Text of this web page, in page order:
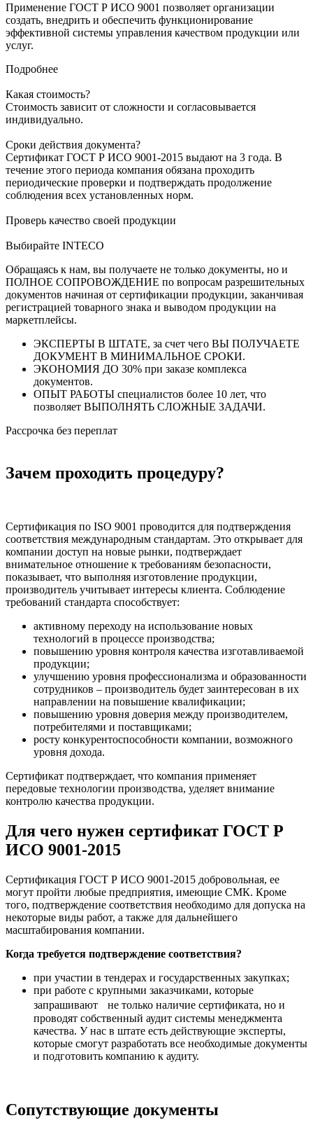
Применение ГОСТ Р ИСО 9001 позволяет организации
создать, внедрить и обеспечить функционирование
эффективной системы управления качеством продукции или
услуг.
Подробнее
Какая стоимость?
Стоимость зависит от сложности и согласовывается
индивидуально.
Сроки действия документа?
Сертификат ГОСТ Р ИСО 9001-2015 выдают на 3 года. В
течение этого периода компания обязана проходить
периодические проверки и подтверждать продолжение
соблюдения всех установленных норм.
Проверь качество своей продукции
Выбирайте INTECO
Обращаясь к нам, вы получаете не только документы, но и
ПОЛНОЕ СОПРОВОЖДЕНИЕ по вопросам разрешительных
документов начиная от сертификации продукции, заканчивая
регистрацией товарного знака и выводом продукции на
маркетплейсы.
ЭКСПЕРТЫ В ШТАТЕ, за счет чего ВЫ ПОЛУЧАЕТЕ
ДОКУМЕНТ В МИНИМАЛЬНОЕ СРОКИ.
ЭКОНОМИЯ ДО 30% при заказе комплекса
документов.
ОПЫТ РАБОТЫ специалистов более 10 лет, что
позволяет ВЫПОЛНЯТЬ СЛОЖНЫЕ ЗАДАЧИ.
Рассрочка без переплат
Зачем проходить процедуру?
Сертификация по ISO 9001 проводится для подтверждения
соответствия международным стандартам. Это открывает для
компании доступ на новые рынки, подтверждает
внимательное отношение к требованиям безопасности,
показывает, что выполняя изготовление продукции,
производитель учитывает интересы клиента. Соблюдение
требований стандарта способствует:
активному переходу на использование новых
технологий в процессе производства;
повышению уровня контроля качества изготавливаемой
продукции;
улучшению уровня профессионализма и образованности
сотрудников – производитель будет заинтересован в их
направлении на повышение квалификации;
повышению уровня доверия между производителем,
потребителями и поставщиками;
росту конкурентоспособности компании, возможного
уровня дохода.
Сертификат подтверждает, что компания применяет
передовые технологии производства, уделяет внимание
контролю качества продукции.
Для чего нужен сертификат ГОСТ Р
ИСО 9001-2015
Сертификация ГОСТ Р ИСО 9001-2015 добровольная, ее
могут пройти любые предприятия, имеющие СМК. Кроме
того, подтверждение соответствия необходимо для допуска на
некоторые виды работ, а также для дальнейшего
масштабирования компании.
Когда требуется подтверждение соответствия?
при участии в тендерах и государственных закупках;
при работе с крупными заказчиками, которые
запрашивают не только наличие сертификата, но и
проводят собственный аудит системы менеджмента
качества. У нас в штате есть действующие эксперты,
которые смогут разработать все необходимые документы
и подготовить компанию к аудиту.
Сопутствующие документы